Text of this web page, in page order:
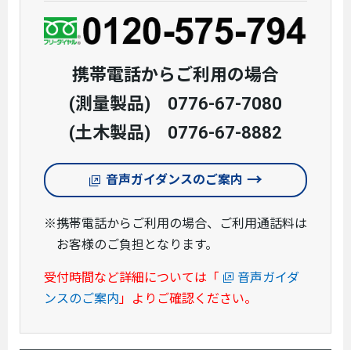
携帯電話からご利用の場合
(測量製品) 0776-67-7080
(土木製品) 0776-67-8882
音声ガイダンスのご案内
※携帯電話からご利用の場合、ご利用通話料は
お客様のご負担となります。
受付時間など詳細については「
音声ガイダ
ンスのご案内 」よりご確認ください。